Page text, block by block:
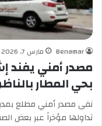
Benamar مارس 7, 2026
بحي المطار
نفى مصدر أمني مطلع
تداولها مؤخراً عبر بعض